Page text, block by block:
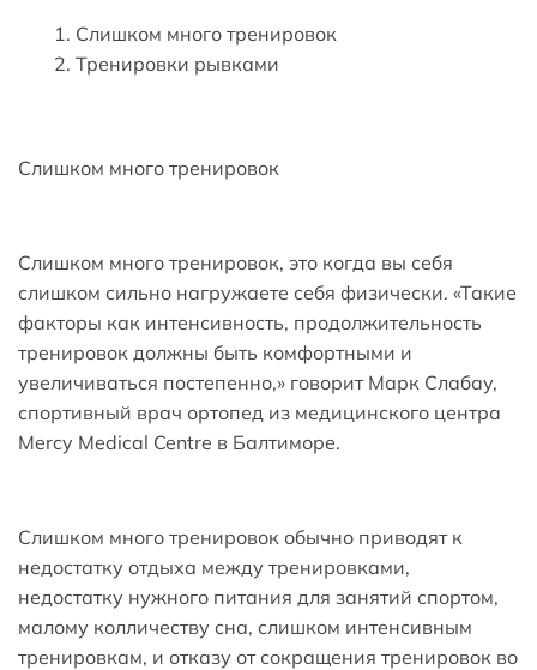
Слишком много тренировок
Тренировки рывками
Слишком много тренировок
Слишком много тренировок, это когда вы себя
слишком сильно нагружаете себя физически. «Такие
факторы как интенсивность, продолжительность
тренировок должны быть комфортными и
увеличиваться постепенно,» говорит Марк Слабау,
спортивный врач ортопед из медицинского центра
Mercy Medical Centre в Балтиморе.
Слишком много тренировок обычно приводят к
недостатку отдыха между тренировками,
недостатку нужного питания для занятий спортом,
малому колличеству сна, слишком интенсивным
тренировкам, и отказу от сокращения тренировок во